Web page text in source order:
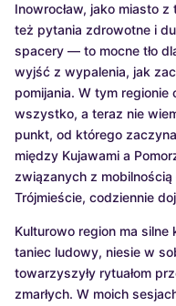
Inowrocław, jako miasto
też pytania zdrowotne i
spacery — to mocne tło
wyjść z wypalenia, jak
pomijania. W tym regionie
wszystko, a teraz nie
punkt, od którego
między Kujawami a
związanych z
Trójmieście, codziennie
Kulturowo region ma
taniec ludowy, niesie w
towarzyszyły rytuałom
zmarłych. W moich